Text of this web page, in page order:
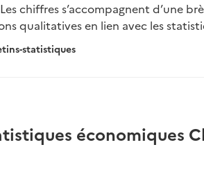
chiffres s’accompagnent d’une
qualitatives en lien avec les
statistiques
économiques